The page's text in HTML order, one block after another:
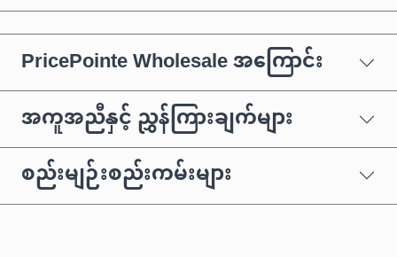
PricePointe Wholesale အကြောင်း
အကူအညီနှင့် ညွှန်ကြားချက်များ
စည်းမျဉ်းစည်းကမ်းများ